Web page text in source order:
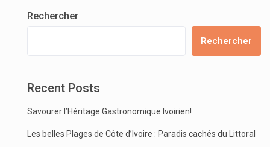
Rechercher
Rechercher
Recent Posts
Savourer l’Héritage Gastronomique Ivoirien!
Les belles Plages de Côte d’Ivoire : Paradis cachés du Littoral